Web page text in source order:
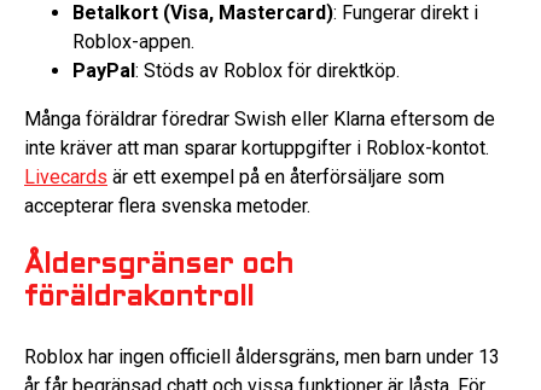
Betalkort (Visa, Mastercard): Fungerar direkt i
Roblox-appen.
PayPal : Stöds av Roblox för direktköp.
Många föräldrar föredrar Swish eller Klarna eftersom de
inte kräver att man sparar kortuppgifter i Roblox-kontot.
Livecards är ett exempel på en återförsäljare som
accepterar flera svenska metoder.
Åldersgränser och
föräldrakontroll
Roblox har ingen officiell åldersgräns, men barn under 13